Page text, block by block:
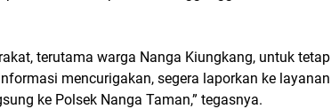
terutama warga Nanga Kiungkang, untuk tetap
mencurigakan, segera laporkan ke layanan
ke Polsek Nanga Taman,” tegasnya.